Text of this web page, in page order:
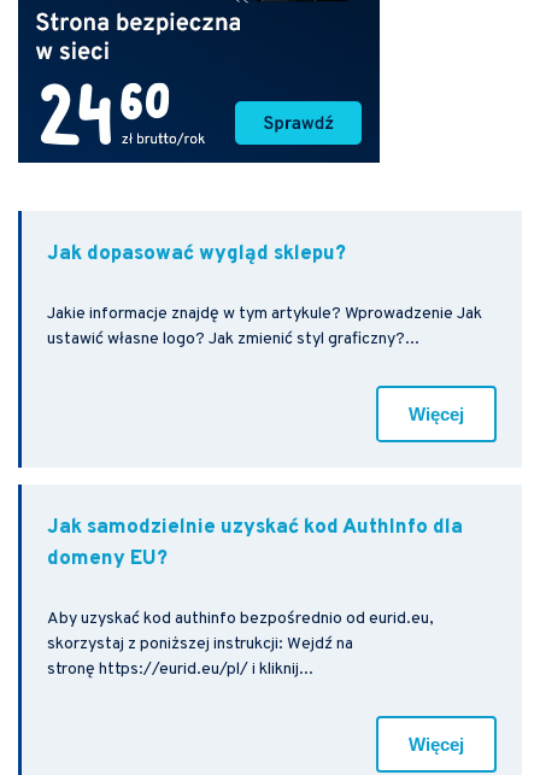
Jak dopasować wygląd sklepu?
Jakie informacje znajdę w tym artykule? Wprowadzenie Jak
ustawić własne logo? Jak zmienić styl graficzny?...
Więcej
Jak samodzielnie uzyskać kod AuthInfo dla
domeny EU?
Aby uzyskać kod authinfo bezpośrednio od eurid.eu,
skorzystaj z poniższej instrukcji: Wejdź na
stronę https://eurid.eu/pl/ i kliknij...
Więcej